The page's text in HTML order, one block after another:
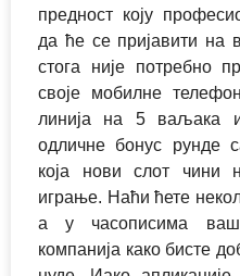
предност коју
да ће се пријавити на
стога није потребно
своје мобилне
линија на 5 ваљака
одличне бонус рунде
која нови слот чини
играње. Наћи ћете
а у часописима
компанија како бисте